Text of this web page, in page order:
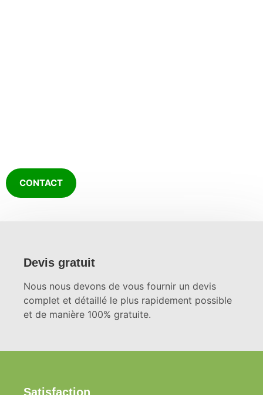
CONTACT
Devis gratuit
Nous nous devons de vous fournir un devis
complet et détaillé le plus rapidement possible
et de manière 100% gratuite.
Satisfaction